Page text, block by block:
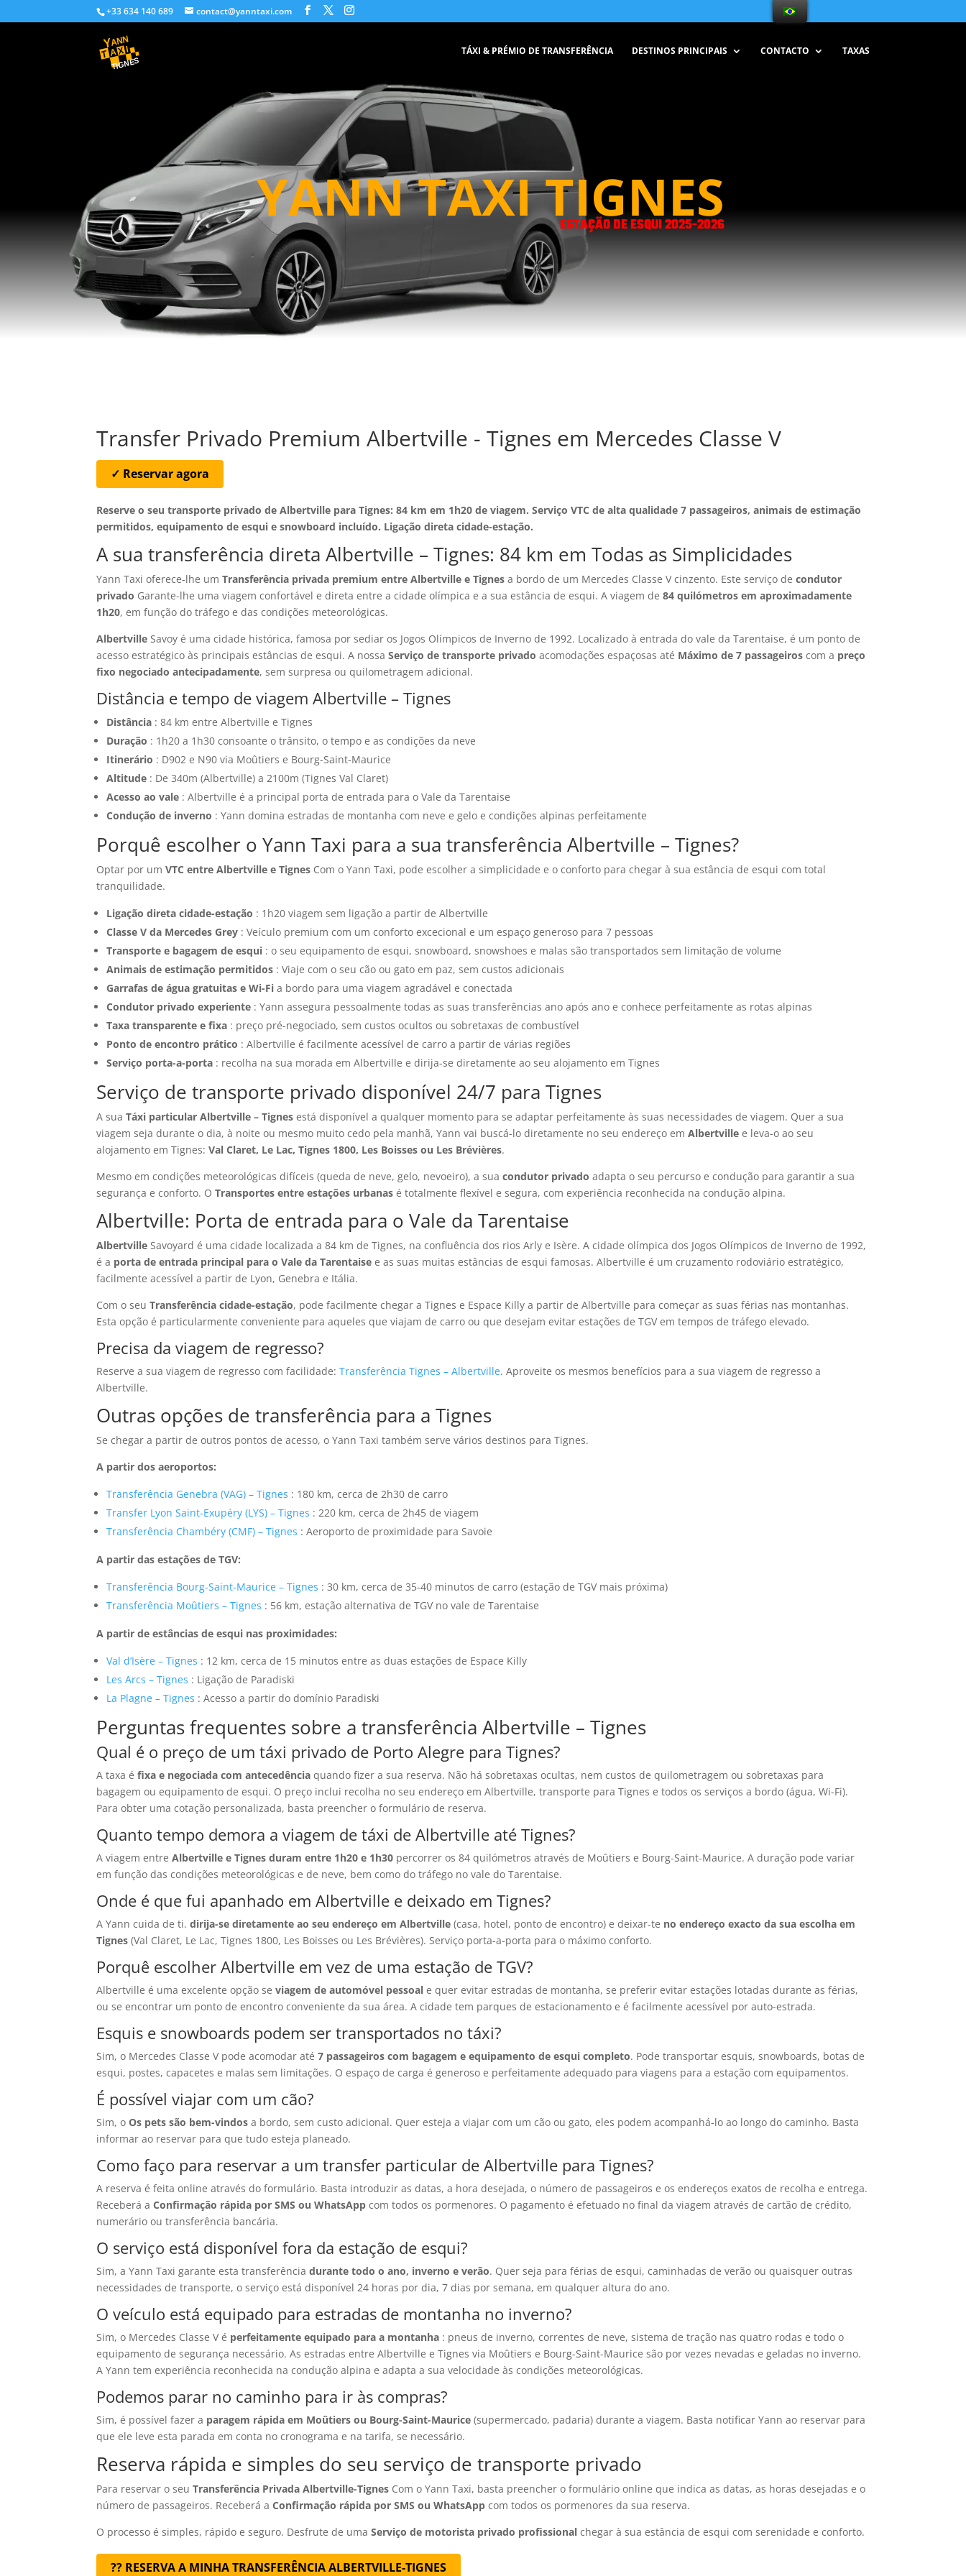
+33 634 140 689 contact@yanntaxi.com
TÁXI & PRÉMIO DE TRANSFERÊNCIA DESTINOS PRINCIPAIS CONTACTO TAXAS
YANN TAXI TIGNES
ESTAÇÃO DE ESQUI 2025-2026
Transfer Privado Premium Albertville - Tignes em Mercedes Classe V
✓ Reservar agora
Reserve o seu transporte privado de Albertville para Tignes: 84 km em 1h20 de viagem. Serviço VTC de alta qualidade 7 passageiros, animais de estimação
permitidos, equipamento de esqui e snowboard incluído. Ligação direta cidade-estação.
A sua transferência direta Albertville – Tignes: 84 km em Todas as Simplicidades
Yann Taxi oferece-lhe umTransferência privada premium entre Albertville e Tignes a bordo de um Mercedes Classe V cinzento. Este serviço decondutor
privado Garante-lhe uma viagem confortável e direta entre a cidade olímpica e a sua estância de esqui. A viagem de84 quilómetros em aproximadamente
1h20, em função do tráfego e das condições meteorológicas.
Albertville Savoy é uma cidade histórica, famosa por sediar os Jogos Olímpicos de Inverno de 1992. Localizado à entrada do vale da Tarentaise, é um ponto de
acesso estratégico às principais estâncias de esqui. A nossaServiço de transporte privado acomodações espaçosas até Máximo de 7 passageiros com a preço
fixo negociado antecipadamente, sem surpresa ou quilometragem adicional.
Distância e tempo de viagem Albertville – Tignes
Distância : 84 km entre Albertville e Tignes
Duração : 1h20 a 1h30 consoante o trânsito, o tempo e as condições da neve
Itinerário : D902 e N90 via Moûtiers e Bourg-Saint-Maurice
Altitude : De 340m (Albertville) a 2100m (Tignes Val Claret)
Acesso ao vale : Albertville é a principal porta de entrada para o Vale da Tarentaise
Condução de inverno : Yann domina estradas de montanha com neve e gelo e condições alpinas perfeitamente
Porquê escolher o Yann Taxi para a sua transferência Albertville – Tignes?
Optar por umVTC entre Albertville e Tignes Com o Yann Taxi, pode escolher a simplicidade e o conforto para chegar à sua estância de esqui com total
tranquilidade.
Ligação direta cidade-estação : 1h20 viagem sem ligação a partir de Albertville
Classe V da Mercedes Grey : Veículo premium com um conforto excecional e um espaço generoso para 7 pessoas
Transporte e bagagem de esqui : o seu equipamento de esqui, snowboard, snowshoes e malas são transportados sem limitação de volume
Animais de estimação permitidos : Viaje com o seu cão ou gato em paz, sem custos adicionais
Garrafas de água gratuitas e Wi-Fi a bordo para uma viagem agradável e conectada
Condutor privado experiente : Yann assegura pessoalmente todas as suas transferências ano após ano e conhece perfeitamente as rotas alpinas
Taxa transparente e fixa : preço pré-negociado, sem custos ocultos ou sobretaxas de combustível
Ponto de encontro prático : Albertville é facilmente acessível de carro a partir de várias regiões
Serviço porta-a-porta : recolha na sua morada em Albertville e dirija-se diretamente ao seu alojamento em Tignes
Serviço de transporte privado disponível 24/7 para Tignes
A suaTáxi particular Albertville – Tignes está disponível a qualquer momento para se adaptar perfeitamente às suas necessidades de viagem. Quer a sua
viagem seja durante o dia, à noite ou mesmo muito cedo pela manhã, Yann vai buscá-lo diretamente no seu endereço emAlbertville e leva-o ao seu
alojamento em Tignes:Val Claret, Le Lac, Tignes 1800, Les Boisses ou Les Brévières.
Mesmo em condições meteorológicas difíceis (queda de neve, gelo, nevoeiro), a suacondutor privado adapta o seu percurso e condução para garantir a sua
segurança e conforto. OTransportes entre estações urbanas é totalmente flexível e segura, com experiência reconhecida na condução alpina.
Albertville: Porta de entrada para o Vale da Tarentaise
Albertville Savoyard é uma cidade localizada a 84 km de Tignes, na confluência dos rios Arly e Isère. A cidade olímpica dos Jogos Olímpicos de Inverno de 1992,
é a porta de entrada principal para o Vale da Tarentaise e as suas muitas estâncias de esqui famosas. Albertville é um cruzamento rodoviário estratégico,
facilmente acessível a partir de Lyon, Genebra e Itália.
Com o seuTransferência cidade-estação, pode facilmente chegar a Tignes e Espace Killy a partir de Albertville para começar as suas férias nas montanhas.
Esta opção é particularmente conveniente para aqueles que viajam de carro ou que desejam evitar estações de TGV em tempos de tráfego elevado.
Precisa da viagem de regresso?
Reserve a sua viagem de regresso com facilidade:Transferência Tignes – Albertville. Aproveite os mesmos benefícios para a sua viagem de regresso a
Albertville.
Outras opções de transferência para a Tignes
Se chegar a partir de outros pontos de acesso, o Yann Taxi também serve vários destinos para Tignes.
A partir dos aeroportos:
Transferência Genebra (VAG) – Tignes : 180 km, cerca de 2h30 de carro
Transfer Lyon Saint-Exupéry (LYS) – Tignes : 220 km, cerca de 2h45 de viagem
Transferência Chambéry (CMF) – Tignes : Aeroporto de proximidade para Savoie
A partir das estações de TGV:
Transferência Bourg-Saint-Maurice – Tignes : 30 km, cerca de 35-40 minutos de carro (estação de TGV mais próxima)
Transferência Moûtiers – Tignes : 56 km, estação alternativa de TGV no vale de Tarentaise
A partir de estâncias de esqui nas proximidades:
Val d’Isère – Tignes : 12 km, cerca de 15 minutos entre as duas estações de Espace Killy
Les Arcs – Tignes : Ligação de Paradiski
La Plagne – Tignes : Acesso a partir do domínio Paradiski
Perguntas frequentes sobre a transferência Albertville – Tignes
Qual é o preço de um táxi privado de Porto Alegre para Tignes?
A taxa éfixa e negociada com antecedência quando fizer a sua reserva. Não há sobretaxas ocultas, nem custos de quilometragem ou sobretaxas para
bagagem ou equipamento de esqui. O preço inclui recolha no seu endereço em Albertville, transporte para Tignes e todos os serviços a bordo (água, Wi-Fi).
Para obter uma cotação personalizada, basta preencher o formulário de reserva.
Quanto tempo demora a viagem de táxi de Albertville até Tignes?
A viagem entreAlbertville e Tignes duram entre 1h20 e 1h30 percorrer os 84 quilómetros através de Moûtiers e Bourg-Saint-Maurice. A duração pode variar
em função das condições meteorológicas e de neve, bem como do tráfego no vale do Tarentaise.
Onde é que fui apanhado em Albertville e deixado em Tignes?
A Yann cuida de ti.dirija-se diretamente ao seu endereço em Albertville (casa, hotel, ponto de encontro) e deixar-te no endereço exacto da sua escolha em
Tignes (Val Claret, Le Lac, Tignes 1800, Les Boisses ou Les Brévières). Serviço porta-a-porta para o máximo conforto.
Porquê escolher Albertville em vez de uma estação de TGV?
Albertville é uma excelente opção seviagem de automóvel pessoal e quer evitar estradas de montanha, se preferir evitar estações lotadas durante as férias,
ou se encontrar um ponto de encontro conveniente da sua área. A cidade tem parques de estacionamento e é facilmente acessível por auto-estrada.
Esquis e snowboards podem ser transportados no táxi?
Sim, o Mercedes Classe V pode acomodar até7 passageiros com bagagem e equipamento de esqui completo. Pode transportar esquis, snowboards, botas de
esqui, postes, capacetes e malas sem limitações. O espaço de carga é generoso e perfeitamente adequado para viagens para a estação com equipamentos.
É possível viajar com um cão?
Sim, oOs pets são bem-vindos a bordo, sem custo adicional. Quer esteja a viajar com um cão ou gato, eles podem acompanhá-lo ao longo do caminho. Basta
informar ao reservar para que tudo esteja planeado.
Como faço para reservar a um transfer particular de Albertville para Tignes?
A reserva é feita online através do formulário. Basta introduzir as datas, a hora desejada, o número de passageiros e os endereços exatos de recolha e entrega.
Receberá aConfirmação rápida por SMS ou WhatsApp com todos os pormenores. O pagamento é efetuado no final da viagem através de cartão de crédito,
numerário ou transferência bancária.
O serviço está disponível fora da estação de esqui?
Sim, a Yann Taxi garante esta transferênciadurante todo o ano, inverno e verão. Quer seja para férias de esqui, caminhadas de verão ou quaisquer outras
necessidades de transporte, o serviço está disponível 24 horas por dia, 7 dias por semana, em qualquer altura do ano.
O veículo está equipado para estradas de montanha no inverno?
Sim, o Mercedes Classe V é perfeitamente equipado para a montanha : pneus de inverno, correntes de neve, sistema de tração nas quatro rodas e todo o
equipamento de segurança necessário. As estradas entre Albertville e Tignes via Moûtiers e Bourg-Saint-Maurice são por vezes nevadas e geladas no inverno.
A Yann tem experiência reconhecida na condução alpina e adapta a sua velocidade às condições meteorológicas.
Podemos parar no caminho para ir às compras?
Sim, é possível fazer a paragem rápida em Moûtiers ou Bourg-Saint-Maurice (supermercado, padaria) durante a viagem. Basta notificar Yann ao reservar para
que ele leve esta parada em conta no cronograma e na tarifa, se necessário.
Reserva rápida e simples do seu serviço de transporte privado
Para reservar o seuTransferência Privada Albertville-Tignes Com o Yann Taxi, basta preencher o formulário online que indica as datas, as horas desejadas e o
número de passageiros. Receberá aConfirmação rápida por SMS ou WhatsApp com todos os pormenores da sua reserva.
O processo é simples, rápido e seguro. Desfrute de umaServiço de motorista privado profissional chegar à sua estância de esqui com serenidade e conforto.
?? RESERVA A MINHA TRANSFERÊNCIA ALBERTVILLE-TIGNES